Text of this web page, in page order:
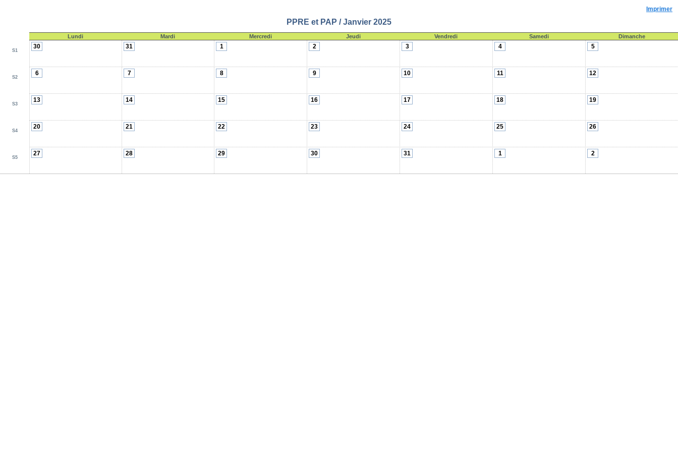
Imprimer
PPRE et PAP / Janvier 2025
Lundi Mardi Mercredi Jeudi Vendredi Samedi Dimanche
S1
30 31 1 2 3 4 5
S2
6 7 8 9 10 11 12
S3
13 14 15 16 17 18 19
S4
20 21 22 23 24 25 26
S5
27 28 29 30 31 1 2